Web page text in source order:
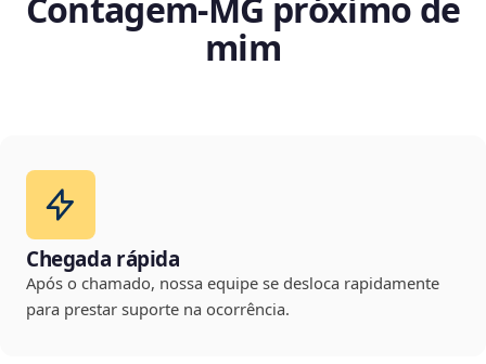
Contagem‑MG próximo de
mim
Chegada rápida
Após o chamado, nossa equipe se desloca rapidamente
para prestar suporte na ocorrência.